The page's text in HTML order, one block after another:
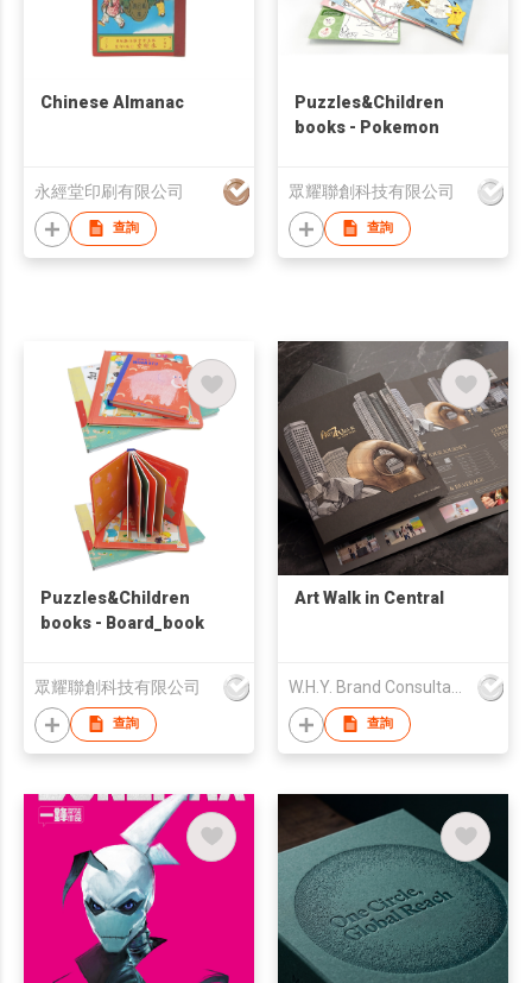
Chinese Almanac
永經堂印刷有限公司
查詢
Puzzles&Children
books - Pokemon
眾耀聯創科技有限公司
查詢
Puzzles&Children
books - Board_book
眾耀聯創科技有限公司
查詢
Art Walk in Central
查詢